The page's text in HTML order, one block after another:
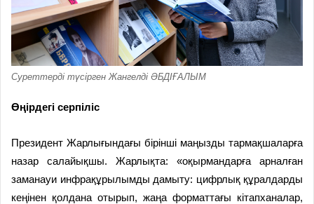
Суреттерді түсірген Жангелді ӘБДІҒАЛЫМ
Өңірдегі серпіліс
Президент Жарлығындағы бірінші маңызды тармақшаларға
назар салайықшы. Жарлықта: «оқырмандарға арналған
заманауи инфрақұрылымды дамыту: цифрлық құралдарды
кеңінен қолдана отырып, жаңа форматтағы кітапханалар,